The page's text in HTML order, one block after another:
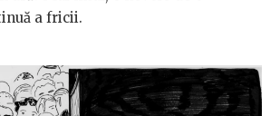
a fricii.